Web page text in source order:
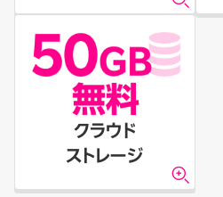
クラウド
ストレージ